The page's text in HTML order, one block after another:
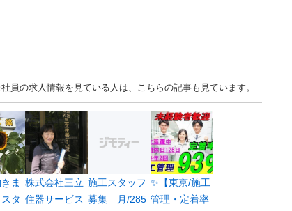
の求人情報を見ている人は、こちらの記事も見ています。
ま
タ
株式会社三立
住器サービス
施工スタッフ
募集 月/285
✨【東京/施工
管理・定着率